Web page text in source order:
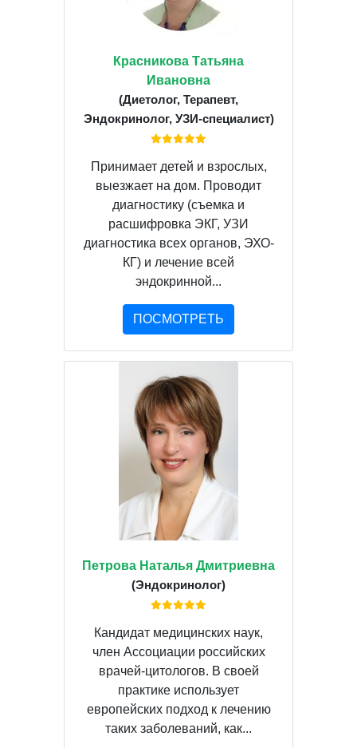
Красникова Татьяна
Ивановна
(Диетолог, Терапевт,
Эндокринолог, УЗИ-специалист)
Принимает детей и взрослых,
выезжает на дом. Проводит
диагностику (съемка и
расшифровка ЭКГ, УЗИ
диагностика всех органов, ЭХО-
КГ) и лечение всей
эндокринной...
ПОСМОТРЕТЬ
Петрова Наталья Дмитриевна
(Эндокринолог)
Кандидат медицинских наук,
член Ассоциации российских
врачей-цитологов. В своей
практике использует
европейских подход к лечению
таких заболеваний, как...